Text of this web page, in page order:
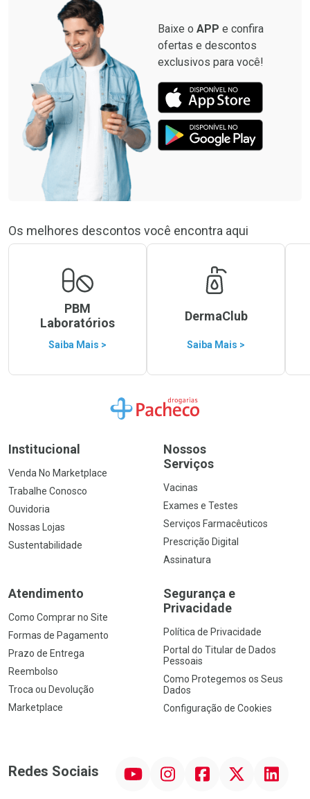
Baixe o APP e confira
ofertas e descontos
exclusivos para você!
Os melhores descontos você encontra aqui
PBM
Laboratórios
Saiba Mais >
DermaClub
Saiba Mais >
Ir para a Home
Institucional
Venda No Marketplace
Trabalhe Conosco
Ouvidoria
Nossas Lojas
Sustentabilidade
Nossos
Serviços
Vacinas
Exames e Testes
Serviços Farmacêuticos
Prescrição Digital
Assinatura
Atendimento
Como Comprar no Site
Formas de Pagamento
Prazo de Entrega
Reembolso
Troca ou Devolução
Marketplace
Segurança e
Privacidade
Política de Privacidade
Portal do Titular de Dados
Pessoais
Como Protegemos os Seus
Dados
Configuração de Cookies
Redes Sociais InstagramFacebook Linkedin